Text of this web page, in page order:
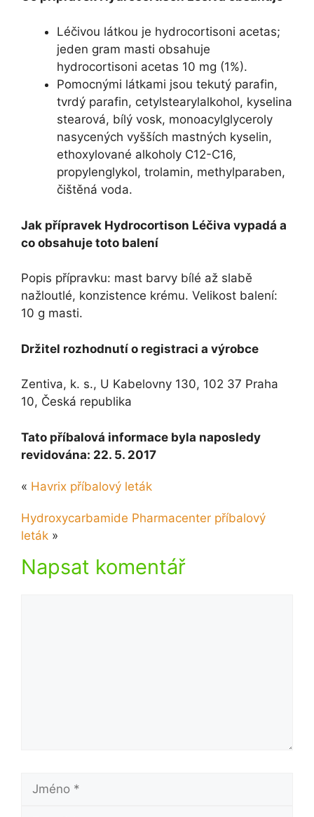
Léčivou látkou je hydrocortisoni acetas;
jeden gram masti obsahuje
hydrocortisoni acetas 10 mg (1%).
Pomocnými látkami jsou tekutý parafin,
tvrdý parafin, cetylstearylalkohol, kyselina
stearová, bílý vosk, monoacylglyceroly
nasycených vyšších mastných kyselin,
ethoxylované alkoholy C12-C16,
propylenglykol, trolamin, methylparaben,
čištěná voda.
Jak přípravek Hydrocortison Léčiva vypadá a
co obsahuje toto balení
Popis přípravku: mast barvy bílé až slabě
nažloutlé, konzistence krému. Velikost balení:
10 g masti.
Držitel rozhodnutí o registraci a výrobce
Zentiva, k. s., U Kabelovny 130, 102 37 Praha
10, Česká republika
Tato příbalová informace byla naposledy
revidována: 22. 5. 2017
« Havrix příbalový leták
Hydroxycarbamide Pharmacenter příbalový
leták »
Napsat komentář
Jméno